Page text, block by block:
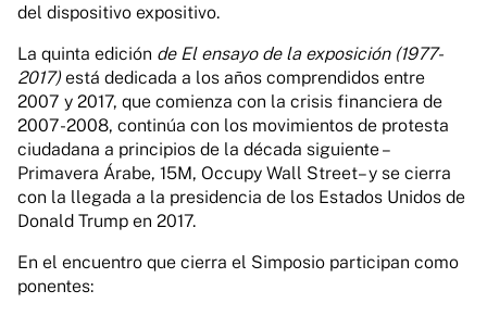
del dispositivo expositivo.
La quinta edición de El ensayo de la exposición (1977-
2017) está dedicada a los años comprendidos entre
2007 y 2017, que comienza con la crisis financiera de
2007-2008, continúa con los movimientos de protesta
ciudadana a principios de la década siguiente –
Primavera Árabe, 15M, Occupy Wall Street– y se cierra
con la llegada a la presidencia de los Estados Unidos de
Donald Trump en 2017.
En el encuentro que cierra el Simposio participan como
ponentes: